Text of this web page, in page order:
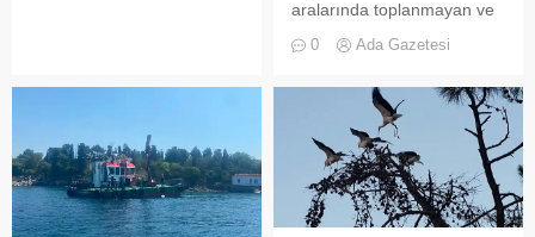
Koordinasyon Merkezi)
ticari amaçlı elektrikli bisiklet
ve scooter kiralama
faaliyetleri yasaklanmış
durumda....
aralarında toplanmayan ve
tepkisine neden
aylarında hem yerli hem de
yabancı turistlerin akınına
uğrayan Büyükada’da,
çevre temizliği konusunda
yaşanan aksaklıklar adeta
pes dedirtti. Adanın tarihi ve
0 Ada Gazetesi